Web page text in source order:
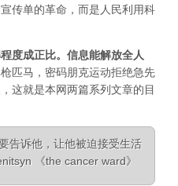
传单的革命，而是人民利用科
度成正比。信息能解放全人
匹马，密码朋克运动拒绝急先
这就是本网两篇系列文章的目
告诉他，让他被迫接受生活
《the cancer ward》